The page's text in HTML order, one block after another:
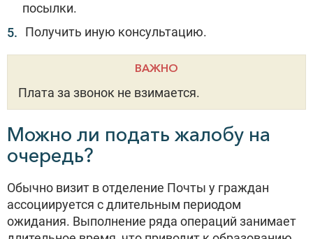
посылки.
Получить иную консультацию.
ВАЖНО
Плата за звонок не взимается.
Можно ли подать жалобу на
очередь?
Обычно визит в отделение Почты у граждан
ассоциируется с длительным периодом
ожидания. Выполнение ряда операций занимает